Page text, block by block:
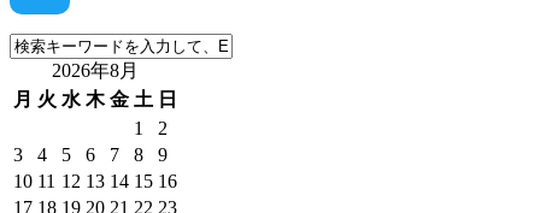
2026年8月
月 火 水 木 金 土 日
1
2
3
4 5 6 7 8
9
10 11 12 13 14 15 16
17 18 19 20 21 22 23